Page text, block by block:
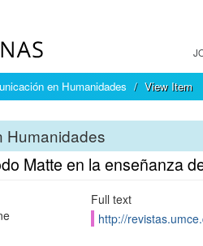
en Humanidades View Item
Humanidades
Matte en la enseñanza
Full text
http://